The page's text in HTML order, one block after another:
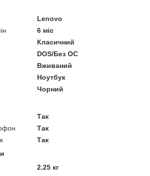
Lenovo
6 міс
Класичний
DOS/Без ОС
Вживаний
Ноутбук
Чорний
Так
Так
Так
2.25 кг